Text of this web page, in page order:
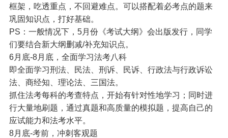
框架，吃透重点，不回避难点。可以搭配着必考点的题来
巩固知识点，打好基础。
PS：一般情况下，5月份《考试大纲》会出版发行，同学
们要结合新大纲删减/补充知识点。
6月底-8月底，全面学习法考八科
即全面学习刑法、民法、刑诉、民诉、行政法与行政诉讼
法、商经知、理论法、三国法。
抓住法考每科的考查特点，开始有针对性地学习；同时进
行大量地刷题，通过真题和高质量的模拟题，提高自己的
应试能力和法考水平。
8月底-考前，冲刺客观题